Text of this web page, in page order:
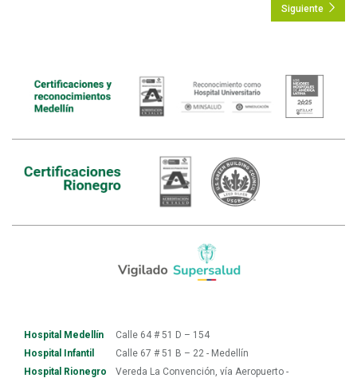
Siguiente
Hospital Medellín
Calle 64 # 51 D – 154
Hospital Infantil
Calle 67 # 51 B – 22 - Medellín
Hospital Rionegro
Vereda La Convención, vía Aeropuerto -